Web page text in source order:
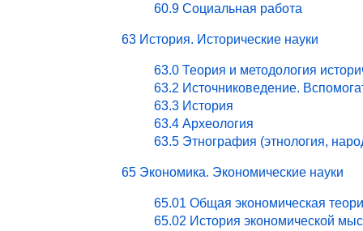
60.9 Социальная работа
63 История. Исторические науки
63.0 Теория и методология
63.2 Источниковедение.
63.3 История
63.4 Археология
63.5 Этнография (этнология,
65 Экономика. Экономические науки
65.01 Общая экономическая
65.02 История экономической